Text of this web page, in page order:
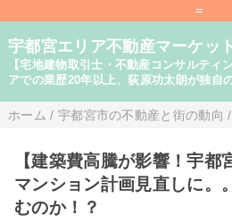
=
宇都宮エリア不動産マーケッ
【宅地建物取引士・不動産コンサルティ
アでの業歴20年以上、荻原功太朗が独自
ホーム / 宇都宮市の不動産と街の動向 /
【建築費高騰が影響！宇都
マンション計画見直しに。
むのか！？